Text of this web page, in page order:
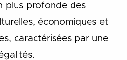
plus profonde des
économiques et
caractérisées par une